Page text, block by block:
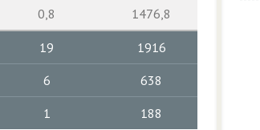
0,8 1476,8
19 1916
6 638
1 188